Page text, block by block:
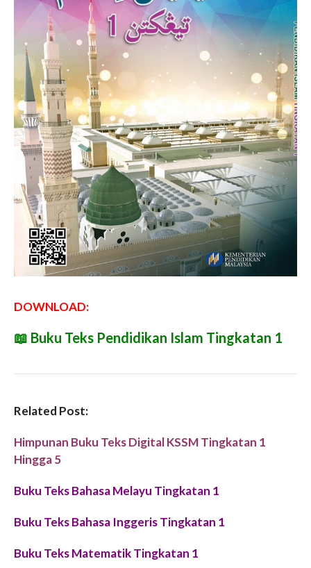
DOWNLOAD:
📖 Buku Teks Pendidikan Islam Tingkatan 1
Related Post:
Himpunan Buku Teks Digital KSSM Tingkatan 1
Hingga 5
Buku Teks Bahasa Melayu Tingkatan 1
Buku Teks Bahasa Inggeris Tingkatan 1
Buku Teks Matematik Tingkatan 1